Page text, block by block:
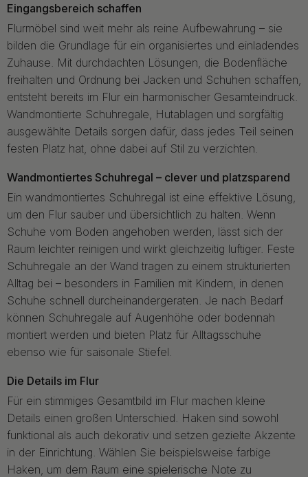
Eingangsbereich schaffen
Flurmöbel sind weit mehr als reine Aufbewahrung – sie
bilden die Grundlage für ein organisiertes und einladendes
Zuhause. Mit durchdachten Lösungen, die Bodenfläche
freihalten und Ordnung bei Jacken und Schuhen schaffen,
entsteht bereits im Flur ein harmonischer Gesamteindruck.
Wandmontierte Schuhregale, Hutablagen und sorgfältig
ausgewählte Details sorgen dafür, dass jedes Teil seinen
festen Platz hat, ohne dabei auf Stil zu verzichten.
Wandmontiertes Schuhregal – clever und platzsparend
Ein wandmontiertes Schuhregal ist eine effektive Lösung,
um den Flur sauber und übersichtlich zu halten. Wenn
Schuhe vom Boden angehoben werden, lässt sich der
Raum leichter reinigen und wirkt gleichzeitig luftiger. Feste
Schuhregale an der Wand tragen zu einem strukturierten
Alltag bei – besonders in Familien mit Kindern, in denen
Schuhe schnell durcheinandergeraten. Je nach Bedarf
können Schuhregale auf Augenhöhe oder bodennah
montiert werden und bieten Platz für Alltagsschuhe
ebenso wie für saisonale Stiefel.
Die Details im Flur
Für ein stimmiges Gesamtbild im Flur machen kleine
Details einen großen Unterschied. Haken sind sowohl
funktional als auch dekorativ und setzen gezielte Akzente
in der Einrichtung. Wählen Sie beispielsweise farbige
Haken, um dem Raum eine spielerische Note zu